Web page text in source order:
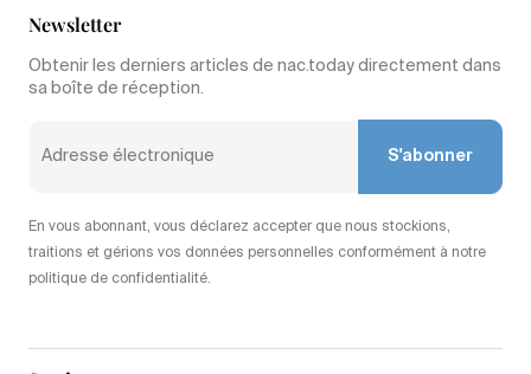
Newsletter
Obtenir les derniers articles de nac.today directement dans
sa boîte de réception.
S'abonner
En vous abonnant, vous déclarez accepter que nous stockions,
traitions et gérions vos données personnelles conformément à notre
politique de confidentialité.